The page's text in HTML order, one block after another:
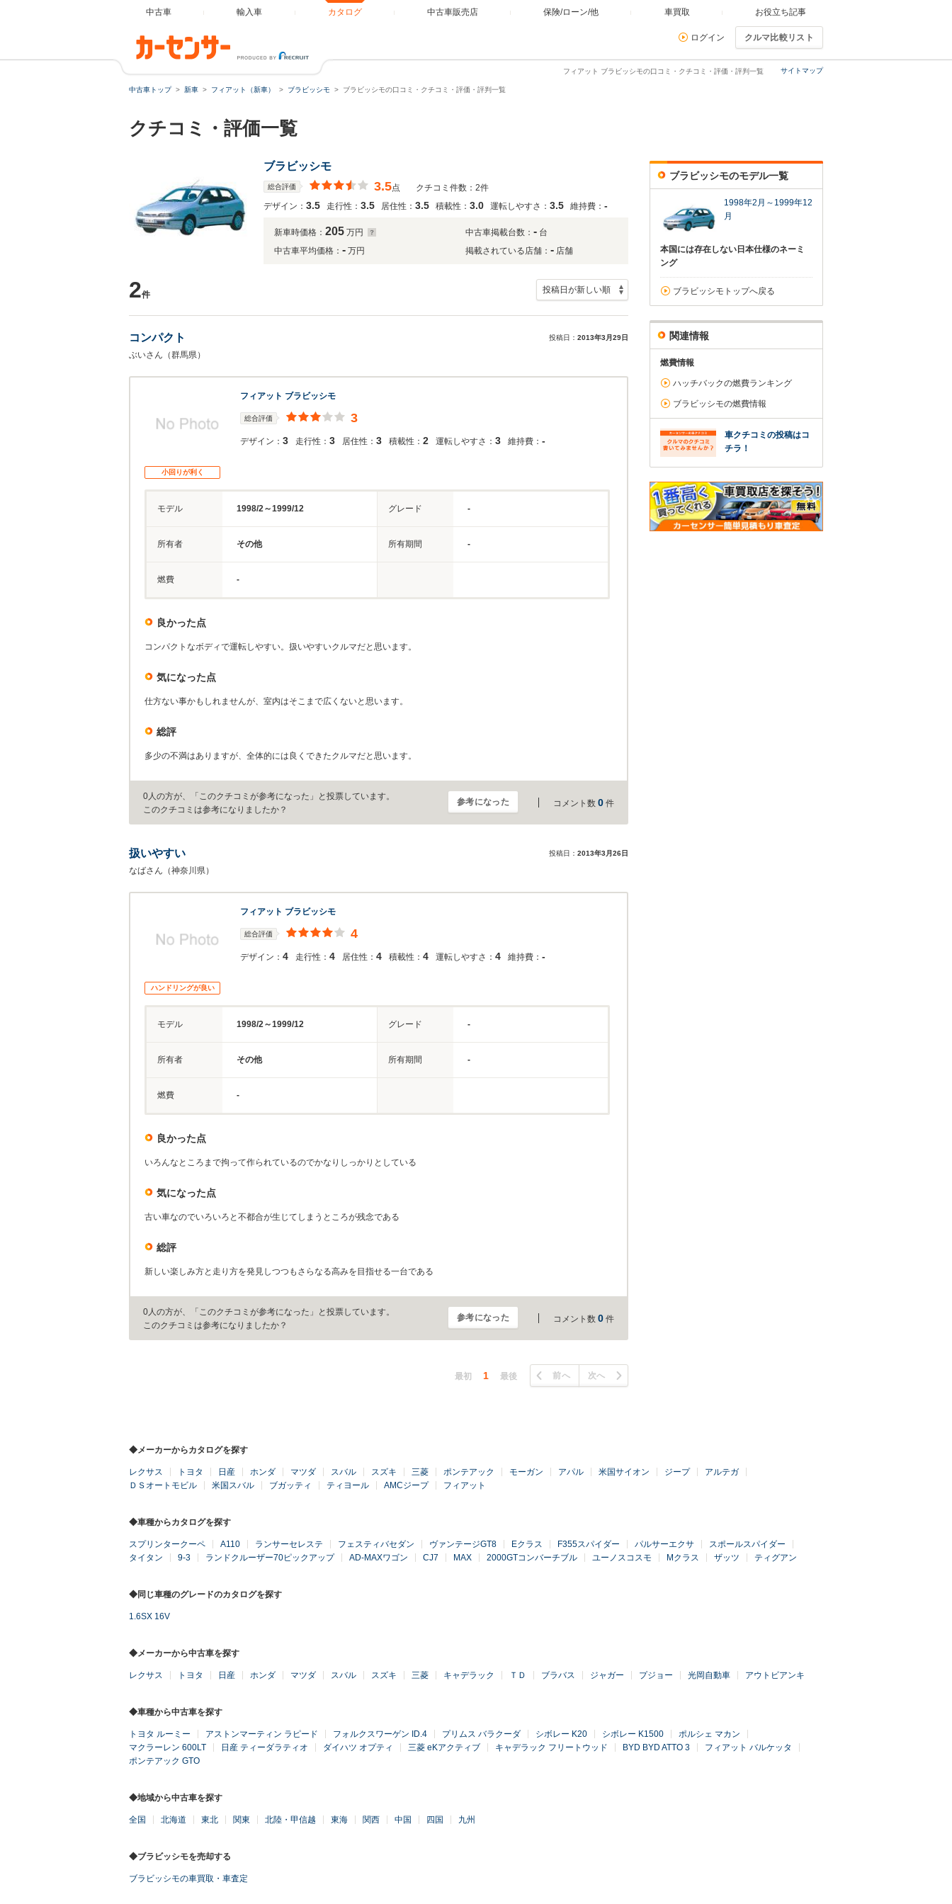
中古車 輸入車 カタログ 中古車販売店 保険/ローン/他 車買取 お役立ち記事
ログイン クルマ比較リスト
サイトマップ
フィアット ブラビッシモの口コミ・クチコミ・評価・評判一覧
中古車トップ 新車 フィアット（新車） ブラビッシモ ブラビッシモの口コミ・クチコミ・評価・評判一覧
クチコミ・評価一覧
ブラビッシモ
総合評価 3.5点
クチコミ件数：2件
デザイン： 3.5 走行性： 3.5 居住性： 3.5 積載性： 3.0 運転しやすさ： 3.5 維持費： -
新車時価格： 205 万円 中古車掲載台数： - 台
中古車平均価格： - 万円 掲載されている店舗： - 店舗
2件
コンパクト 投稿日： 2013年3月29日
ぶいさん（群馬県）
フィアット ブラビッシモ
総合評価 3
デザイン： 3 走行性： 3 居住性： 3 積載性： 2 運転しやすさ： 3 維持費： -
小回りが利く
モデル 1998/2～1999/12 グレード -
所有者 その他 所有期間 -
燃費 -
良かった点
コンパクトなボディで運転しやすい。扱いやすいクルマだと思います。
気になった点
仕方ない事かもしれませんが、室内はそこまで広くないと思います。
総評
多少の不満はありますが、全体的には良くできたクルマだと思います。
0人の方が、「このクチコミが参考になった」と投票しています。
このクチコミは参考になりましたか？
参考になった コメント数 0 件
扱いやすい 投稿日： 2013年3月26日
なばさん（神奈川県）
フィアット ブラビッシモ
総合評価 4
デザイン： 4 走行性： 4 居住性： 4 積載性： 4 運転しやすさ： 4 維持費： -
ハンドリングが良い
モデル 1998/2～1999/12 グレード -
所有者 その他 所有期間 -
燃費 -
良かった点
いろんなところまで拘って作られているのでかなりしっかりとしている
気になった点
古い車なのでいろいろと不都合が生じてしまうところが残念である
総評
新しい楽しみ方と走り方を発見しつつもさらなる高みを目指せる一台である
0人の方が、「このクチコミが参考になった」と投票しています。
このクチコミは参考になりましたか？
参考になった コメント数 0 件
最初 1 最後 前へ 次へ
ブラビッシモのモデル一覧
1998年2月～1999年12
月
本国には存在しない日本仕様のネーミ
ング
ブラビッシモトップへ戻る
関連情報
燃費情報
ハッチバックの燃費ランキング
ブラビッシモの燃費情報
車クチコミの投稿はコ
チラ！
◆メーカーからカタログを探す
レクサス トヨタ 日産 ホンダ マツダ スバル スズキ 三菱 ポンテアック モーガン アパル 米国サイオン ジープ
アルテガ
ＤＳオートモビル
米国スバル ブガッティ ティヨール AMCジープ フィアット
◆車種からカタログを探す
スプリンタークーペ A110 ランサーセレステ フェスティバセダン ヴァンテージGT8 Eクラス F355スパイダー パルサーエクサ
スポールスパイダー
タイタン
9-3 ランドクルーザー70ピックアップ AD-MAXワゴン CJ7 MAX 2000GTコンバーチブル ユーノスコスモ Mクラス ザッツ ティグアン
◆同じ車種のグレードのカタログを探す
1.6SX 16V
◆メーカーから中古車を探す
レクサス トヨタ 日産 ホンダ マツダ スバル スズキ 三菱 キャデラック ＴＤ ブラバス ジャガー プジョー 光岡自動車 アウトビアンキ
◆車種から中古車を探す
トヨタ ルーミー アストンマーティン ラピード フォルクスワーゲン ID.4 プリムス バラクーダ シボレー K20 シボレー K1500
ポルシェ マカン
マクラーレン 600LT
日産 ティーダラティオ ダイハツ オプティ 三菱 eKアクティブ キャデラック フリートウッド BYD BYD ATTO 3
フィアット バルケッタ
ポンテアック GTO
◆地域から中古車を探す
全国 北海道 東北 関東 北陸・甲信越 東海 関西 中国 四国 九州
◆ブラビッシモを売却する
ブラビッシモの車買取・車査定